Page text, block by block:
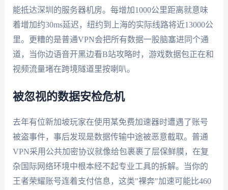
能抵达深圳的服务器机房。每增加1000公里距离就意味
着增加约30ms延迟，纽约到上海的实际线路将近13000公
里。更糟的是普通VPN会把所有数据一股脑塞进同个通
道，当你边语音开黑边看B站攻略时，游戏数据包正在和
视频流量堵在跨境隧道里按喇叭。
被忽视的数据安检危机
去年有位新加坡玩家在使用某免费加速器时遭遇了账号
被盗事件，事后发现是数据传输中途被恶意截取。普通
VPN采用公共加密协议就像给包裹裹了层保鲜膜，在复
杂国际网络环境中根本经不起专业工具的拆解。当你的
王者荣耀账号连着支付信息，这类"裸奔"加速可能比460